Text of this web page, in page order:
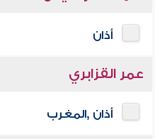
أذان
عمر القزابري
أذان ,المغرب